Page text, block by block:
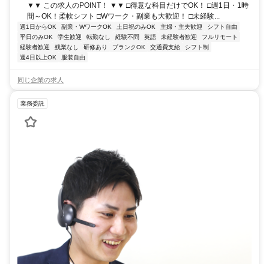
▼▼ この求人のPOINT！ ▼▼ □得意な科目だけでOK！ □週1日・1時
間～OK！柔軟シフト □Wワーク・副業も大歓迎！ □未経験...
週1日からOK 副業・WワークOK 土日祝のみOK 主婦・主夫歓迎
シフト自由
平日のみOK
学生歓迎 転勤なし 経験不問 英語 未経験者歓迎
フルリモート
経験者歓迎
残業なし 研修あり ブランクOK 交通費支給
シフト制
週4日以上OK
服装自由
同じ企業の求人
業務委託